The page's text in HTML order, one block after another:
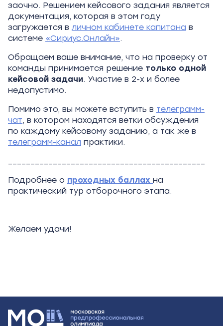
заочно. Решением кейсового задания является
документация, которая в этом году
загружается в личном кабинете капитана в
системе «Сириус.Онлайн».
Обращаем ваше внимание, что на проверку от
команды принимается решение только одной
кейсовой задачи. Участие в 2-х и более
недопустимо.
Помимо это, вы можете вступить в телеграмм-
чат, в котором находятся ветки обсуждения
по каждому кейсовому заданию, а так же в
телеграмм-канал практики.
Подробнее о проходных баллах на
практический тур отборочного этапа.
Желаем удачи!